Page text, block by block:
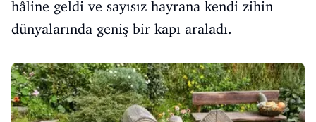
hâline geldi ve sayısız hayrana kendi zihin
dünyalarında geniş bir kapı araladı.